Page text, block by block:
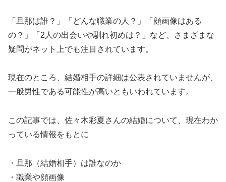
「旦那は誰？」「どんな職業の人？」「顔画像はある
の？」「2人の出会いや馴れ初めは？」など、さまざまな
疑問がネット上でも注目されています。
現在のところ、結婚相手の詳細は公表されていませんが、
一般男性である可能性が高いともいわれています。
この記事では、佐々木彩夏さんの結婚について、現在わか
っている情報をもとに
・旦那（結婚相手）は誰なのか
・職業や顔画像